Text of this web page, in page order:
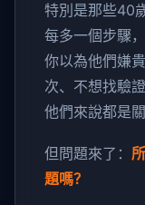
特別是那些40
每多一個步驟
你以為他們嫌
次、不想找驗
他們來說都是關
但問題來了：
題嗎？